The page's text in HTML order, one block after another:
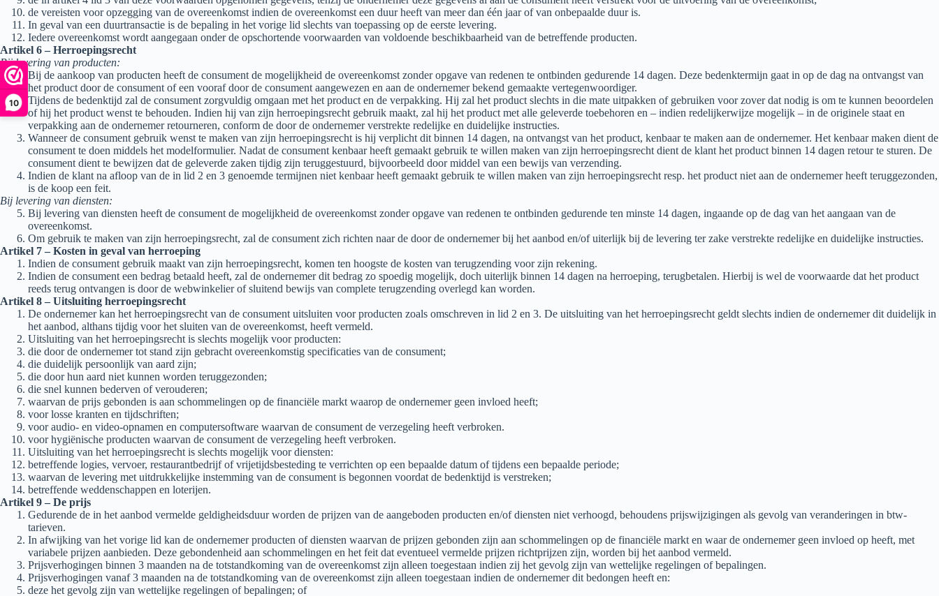
10
de vereisten voor opzegging van de overeenkomst indien de overeenkomst een duur heeft van meer dan één jaar of van onbepaalde duur is.
In geval van een duurtransactie is de bepaling in het vorige lid slechts van toepassing op de eerste levering.
Iedere overeenkomst wordt aangegaan onder de opschortende voorwaarden van voldoende beschikbaarheid van de betreffende producten.
Artikel 6 – Herroepingsrecht
Bij levering van producten:
Bij de aankoop van producten heeft de consument de mogelijkheid de overeenkomst zonder opgave van redenen te ontbinden gedurende 14 dagen. Deze bedenktermijn gaat in op de dag na ontvangst van
het product door de consument of een vooraf door de consument aangewezen en aan de ondernemer bekend gemaakte vertegenwoordiger.
Tijdens de bedenktijd zal de consument zorgvuldig omgaan met het product en de verpakking. Hij zal het product slechts in die mate uitpakken of gebruiken voor zover dat nodig is om te kunnen beoordelen
of hij het product wenst te behouden. Indien hij van zijn herroepingsrecht gebruik maakt, zal hij het product met alle geleverde toebehoren en – indien redelijkerwijze mogelijk – in de originele staat en
verpakking aan de ondernemer retourneren, conform de door de ondernemer verstrekte redelijke en duidelijke instructies.
Wanneer de consument gebruik wenst te maken van zijn herroepingsrecht is hij verplicht dit binnen 14 dagen, na ontvangst van het product, kenbaar te maken aan de ondernemer. Het kenbaar maken dient de
consument te doen middels het modelformulier. Nadat de consument kenbaar heeft gemaakt gebruik te willen maken van zijn herroepingsrecht dient de klant het product binnen 14 dagen retour te sturen. De
consument dient te bewijzen dat de geleverde zaken tijdig zijn teruggestuurd, bijvoorbeeld door middel van een bewijs van verzending.
Indien de klant na afloop van de in lid 2 en 3 genoemde termijnen niet kenbaar heeft gemaakt gebruik te willen maken van zijn herroepingsrecht resp. het product niet aan de ondernemer heeft teruggezonden,
is de koop een feit.
Bij levering van diensten:
Bij levering van diensten heeft de consument de mogelijkheid de overeenkomst zonder opgave van redenen te ontbinden gedurende ten minste 14 dagen, ingaande op de dag van het aangaan van de
overeenkomst.
Om gebruik te maken van zijn herroepingsrecht, zal de consument zich richten naar de door de ondernemer bij het aanbod en/of uiterlijk bij de levering ter zake verstrekte redelijke en duidelijke instructies.
Artikel 7 – Kosten in geval van herroeping
Indien de consument gebruik maakt van zijn herroepingsrecht, komen ten hoogste de kosten van terugzending voor zijn rekening.
Indien de consument een bedrag betaald heeft, zal de ondernemer dit bedrag zo spoedig mogelijk, doch uiterlijk binnen 14 dagen na herroeping, terugbetalen. Hierbij is wel de voorwaarde dat het product
reeds terug ontvangen is door de webwinkelier of sluitend bewijs van complete terugzending overlegd kan worden.
Artikel 8 – Uitsluiting herroepingsrecht
De ondernemer kan het herroepingsrecht van de consument uitsluiten voor producten zoals omschreven in lid 2 en 3. De uitsluiting van het herroepingsrecht geldt slechts indien de ondernemer dit duidelijk in
het aanbod, althans tijdig voor het sluiten van de overeenkomst, heeft vermeld.
Uitsluiting van het herroepingsrecht is slechts mogelijk voor producten:
die door de ondernemer tot stand zijn gebracht overeenkomstig specificaties van de consument;
die duidelijk persoonlijk van aard zijn;
die door hun aard niet kunnen worden teruggezonden;
die snel kunnen bederven of verouderen;
waarvan de prijs gebonden is aan schommelingen op de financiële markt waarop de ondernemer geen invloed heeft;
voor losse kranten en tijdschriften;
voor audio- en video-opnamen en computersoftware waarvan de consument de verzegeling heeft verbroken.
voor hygiënische producten waarvan de consument de verzegeling heeft verbroken.
Uitsluiting van het herroepingsrecht is slechts mogelijk voor diensten:
betreffende logies, vervoer, restaurantbedrijf of vrijetijdsbesteding te verrichten op een bepaalde datum of tijdens een bepaalde periode;
waarvan de levering met uitdrukkelijke instemming van de consument is begonnen voordat de bedenktijd is verstreken;
betreffende weddenschappen en loterijen.
Artikel 9 – De prijs
Gedurende de in het aanbod vermelde geldigheidsduur worden de prijzen van de aangeboden producten en/of diensten niet verhoogd, behoudens prijswijzigingen als gevolg van veranderingen in btw-
tarieven.
In afwijking van het vorige lid kan de ondernemer producten of diensten waarvan de prijzen gebonden zijn aan schommelingen op de financiële markt en waar de ondernemer geen invloed op heeft, met
variabele prijzen aanbieden. Deze gebondenheid aan schommelingen en het feit dat eventueel vermelde prijzen richtprijzen zijn, worden bij het aanbod vermeld.
Prijsverhogingen binnen 3 maanden na de totstandkoming van de overeenkomst zijn alleen toegestaan indien zij het gevolg zijn van wettelijke regelingen of bepalingen.
Prijsverhogingen vanaf 3 maanden na de totstandkoming van de overeenkomst zijn alleen toegestaan indien de ondernemer dit bedongen heeft en:
deze het gevolg zijn van wettelijke regelingen of bepalingen; of